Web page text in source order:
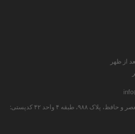
تهران، خیابان انقلاب، بین ولیعصر و حافظ، پلاک ۹۸۸، طبقه ۴ واحد ۴۲ کدپستی: